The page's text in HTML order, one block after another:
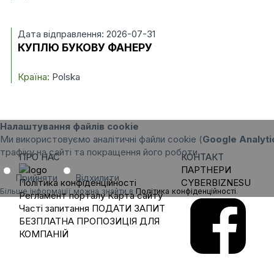
Дата відправлення: 2026-07-31
КУПЛЮ БУКОВУ ФАНЕРУ
Країна: Polska
Налаштування файлів cookie
Ми використовуємо аналітичні файли cookie (Google
трафіку на сайті та покращення його роботи.
Прийняти Відхилити
Більше інформації можна знайти в Політика конфіденційності.
ПРО НАС
Політика конфіденційності
Регламент порталу Карта сайту
Часті запитання ПОДАТИ ЗАПИТ
БЕЗПЛАТНА ПРОПОЗИЦІЯ ДЛЯ
КОМПАНІЙ
КОНТАКТ
ПАРТНЕРИ
CYBERBIZNESU